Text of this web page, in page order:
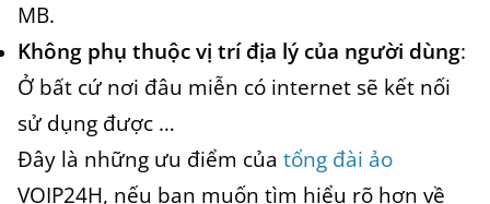
MB.
Không phụ thuộc vị trí địa lý của người dùng:
Ở bất cứ nơi đâu miễn có internet sẽ kết nối
sử dụng được …
Đây là những ưu điểm của tổng đài ảo
VOIP24H, nếu bạn muốn tìm hiểu rõ hơn về